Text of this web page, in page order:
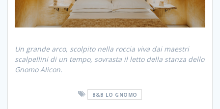
Un grande arco, scolpito nella roccia viva dai maestri
scalpellini di un tempo, sovrasta il letto della stanza dello
Gnomo Alicon.
B&B LO GNOMO